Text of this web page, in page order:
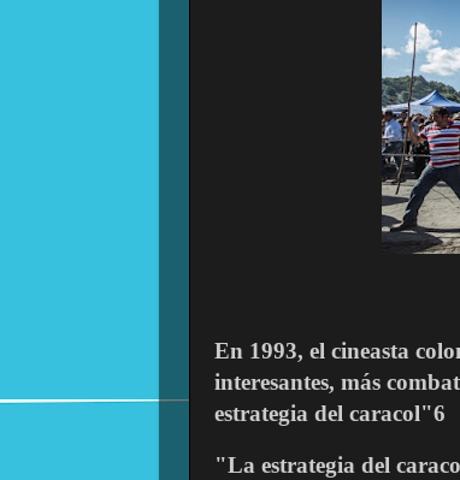
En 1993, el cineasta
interesantes, más
estrategia del caracol"6
"La estrategia del